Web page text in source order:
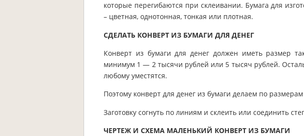
которые перегибаются при склеивании. Бумага для
– цветная, однотонная, тонкая или плотная.
СДЕЛАТЬ КОНВЕРТ ИЗ БУМАГИ ДЛЯ ДЕНЕГ
Конверт из бумаги для денег должен иметь размер
минимум 1 — 2 тысячи рублей или 5 тысяч рублей.
любому уместятся.
Поэтому конверт для денег из бумаги делаем по
Заготовку согнуть по линиям и склеить или соединить
ЧЕРТЕЖ И СХЕМА МАЛЕНЬКИЙ КОНВЕРТ ИЗ БУМАГИ